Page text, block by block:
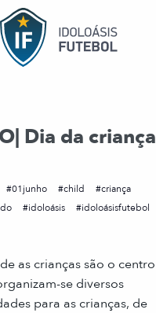
Dia da criança
01junho child
criança
idoloásis
idoloásisfutebol
as crianças são o centro
se diversos
para as crianças, de